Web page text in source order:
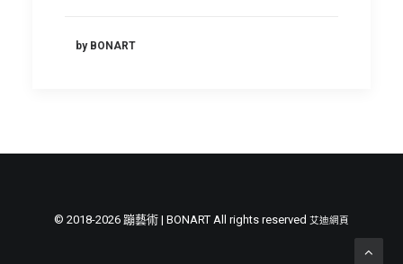
by BONART
© 2018-2026 蹦藝術 | BONART All rights reserved 艾迪網頁